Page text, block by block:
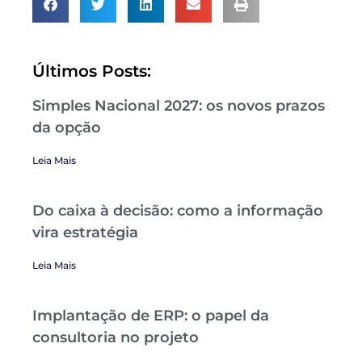
Últimos Posts:
Simples Nacional 2027: os novos prazos
da opção
Leia Mais
Do caixa à decisão: como a informação
vira estratégia
Leia Mais
Implantação de ERP: o papel da
consultoria no projeto